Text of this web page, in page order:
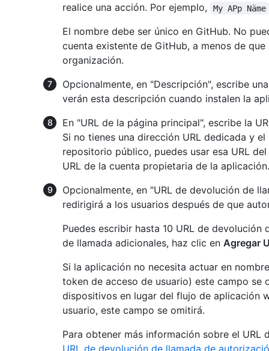
realice una acción. Por ejemplo,
My APp Näme
El nombre debe ser único en GitHub. No
cuenta existente de GitHub, a menos de
organización.
Opcionalmente, en "Descripción", escribe
verán esta descripción cuando instalen la
En "URL de la página principal", escribe la
Si no tienes una dirección URL dedicada y
repositorio público, puedes usar esa URL
URL de la cuenta propietaria de la aplicación.
Opcionalmente, en "URL de devolución de
redirigirá a los usuarios después de que
Puedes escribir hasta 10 URL de
de llamada adicionales, haz clic en Agregar
Si la aplicación no necesita actuar en
token de acceso de usuario) este campo se
dispositivos en lugar del flujo de aplicación
usuario, este campo se omitirá.
Para obtener más información sobre el URL